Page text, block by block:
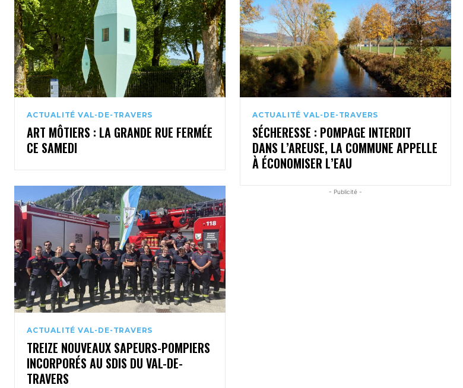
ACTUALITÉ VAL-DE-TRAVERS
ART MÔTIERS : LA GRANDE RUE FERMÉE
CE SAMEDI
ACTUALITÉ VAL-DE-TRAVERS
SÉCHERESSE : POMPAGE INTERDIT
DANS L’AREUSE, LA COMMUNE APPELLE
À ÉCONOMISER L’EAU
ACTUALITÉ VAL-DE-TRAVERS
TREIZE NOUVEAUX SAPEURS-POMPIERS
INCORPORÉS AU SDIS DU VAL-DE-
TRAVERS
- Publicité -